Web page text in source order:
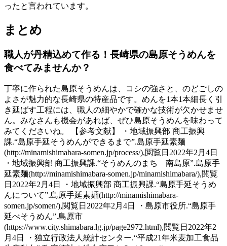
ったと言われています。
まとめ
職人が丹精込めて作る！長崎県の島原そうめんを
食べてみませんか？
丁寧に作られた島原そうめんは、コシの強さと、のどごしの
よさが魅力的な長崎県の特産品です。めんを1本1本細長く引
き延ばす工程には、職人の細やかで確かな技術が欠かせませ
ん。みなさんも機会があれば、ぜひ島原そうめんを味わって
みてくださいね。 【参考文献】 ・地域振興部 商工振興
課.“島原手延そうめんができるまで”.島原手延素麺
(http://minamishimabara-somen.jp/process/),閲覧日2022年2月4日
・地域振興部 商工振興課.“そうめんのまち 南島原”.島原手
延素麺(http://minamishimabara-somen.jp/minamishimabara/),閲覧
日2022年2月4日 ・地域振興部 商工振興課.“島原手延そうめ
んについて”.島原手延素麺(http://minamishimabara-
somen.jp/somen/),閲覧日2022年2月4日 ・島原市役所.“島原手
延べそうめん”.島原市
(https://www.city.shimabara.lg.jp/page2972.html),閲覧日2022年2
月4日 ・独立行政法人統計センター.“平成21年米麦加工食品